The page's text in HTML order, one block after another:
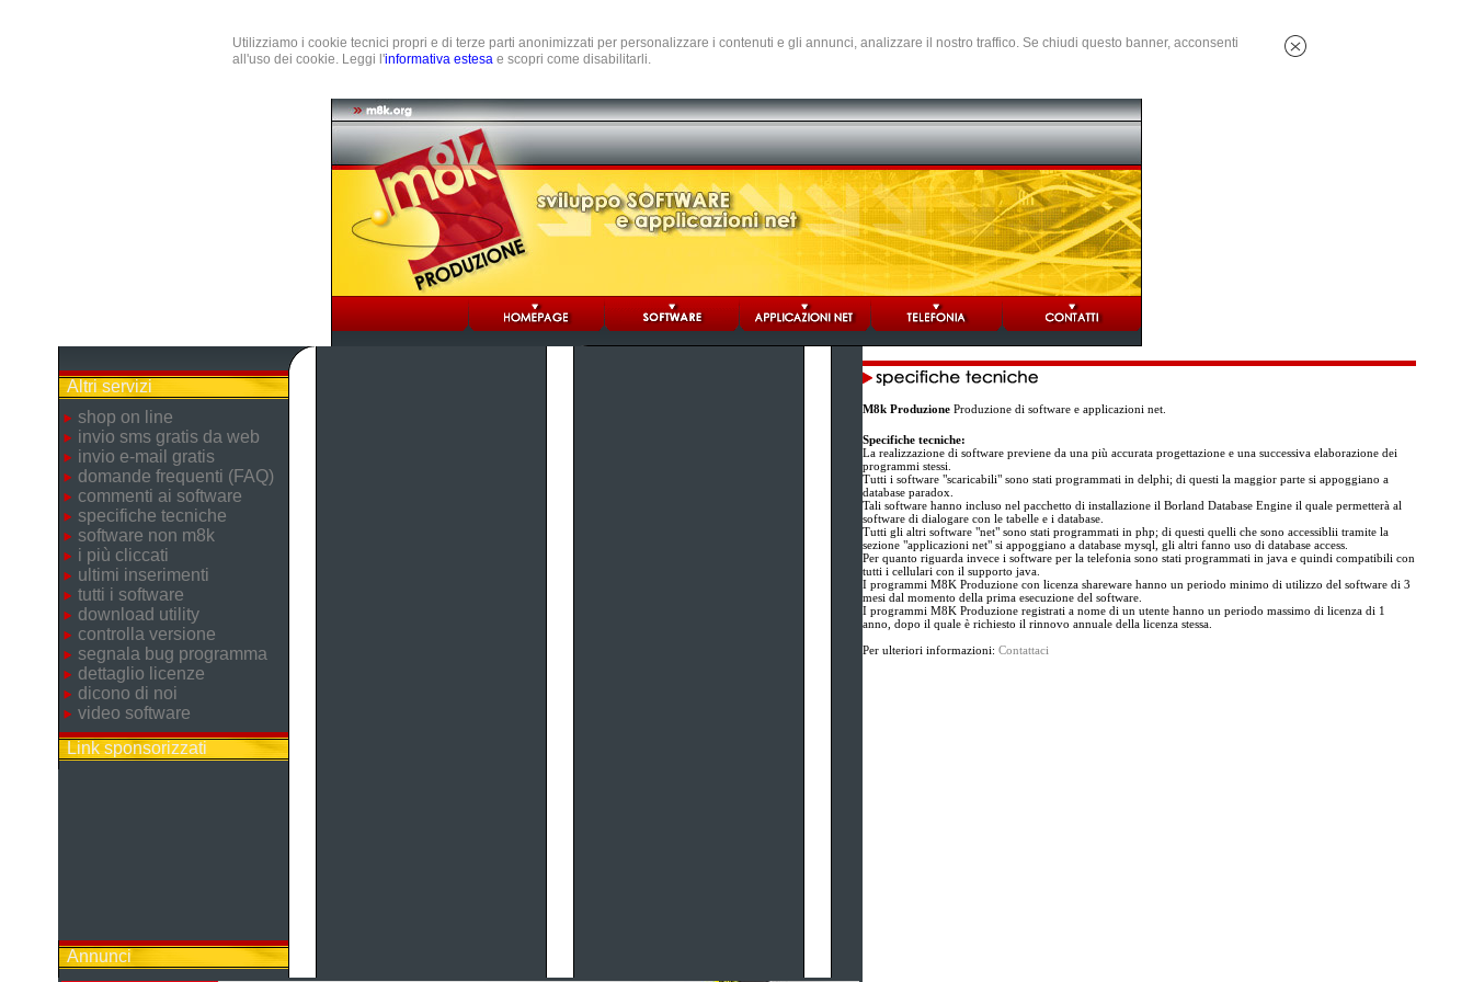
Utilizziamo i cookie tecnici propri e di terze parti anonimizzati per personalizzare i contenuti e gli annunci, analizzare il nostro traffico. Se chiudi questo banner, acconsenti
all'uso dei cookie. Leggi l'informativa estesa e scopri come disabilitarli.
Altri servizi
shop on line
invio sms gratis da web
invio e-mail gratis
domande frequenti (FAQ)
commenti ai software
specifiche tecniche
software non m8k
i più cliccati
ultimi inserimenti
tutti i software
download utility
controlla versione
segnala bug programma
dettaglio licenze
dicono di noi
video software
Link sponsorizzati
Annunci
M8k ProduzioneProduzione di software e applicazioni net.
Specifiche tecniche:
La realizzazione di software previene da una più accurata progettazione e una successiva elaborazione dei
programmi stessi.
Tutti i software "scaricabili" sono stati programmati in delphi; di questi la maggior parte si appoggiano a
database paradox.
Tali software hanno incluso nel pacchetto di installazione il Borland Database Engine il quale permetterà al
software di dialogare con le tabelle e i database.
Tutti gli altri software "net" sono stati programmati in php; di questi quelli che sono accessiblii tramite la
sezione "applicazioni net" si appoggiano a database mysql, gli altri fanno uso di database access.
Per quanto riguarda invece i software per la telefonia sono stati programmati in java e quindi compatibili con
tutti i cellulari con il supporto java.
I programmi M8K Produzione con licenza shareware hanno un periodo minimo di utilizzo del software di 3
mesi dal momento della prima esecuzione del software.
I programmi M8K Produzione registrati a nome di un utente hanno un periodo massimo di licenza di 1
anno, dopo il quale è richiesto il rinnovo annuale della licenza stessa.
Per ulteriori informazioni: Contattaci